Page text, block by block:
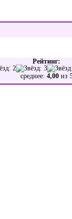
Рейтинг:
среднее: 4,00 из